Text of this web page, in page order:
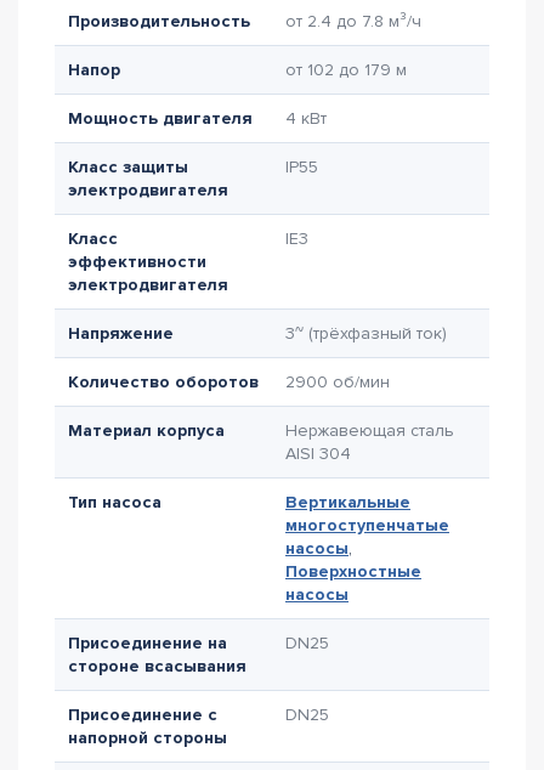
Производительность от 2.4 до 7.8 м³/ч
Напор от 102 до 179 м
Мощность двигателя 4 кВт
Класс защиты
электродвигателя
IP55
Класс
эффективности
электродвигателя
IE3
Напряжение 3~ (трёхфазный ток)
Количество оборотов 2900 об/мин
Материал корпуса
Нержавеющая сталь
AISI 304
Тип насоса
Вертикальные
многоступенчатые
насосы,
Поверхностные
насосы
Присоединение на
стороне всасывания
DN25
Присоединение с
напорной стороны
DN25